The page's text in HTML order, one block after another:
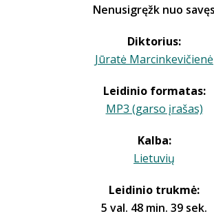
Nenusigręžk nuo savęs
Diktorius:
Jūratė Marcinkevičienė
Leidinio formatas:
MP3 (garso įrašas)
Kalba:
Lietuvių
Leidinio trukmė:
5 val. 48 min. 39 sek.